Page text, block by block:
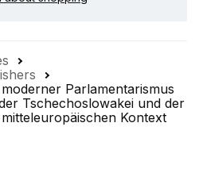
Parlamentarismus
Tschechoslowakei und der
Kontext